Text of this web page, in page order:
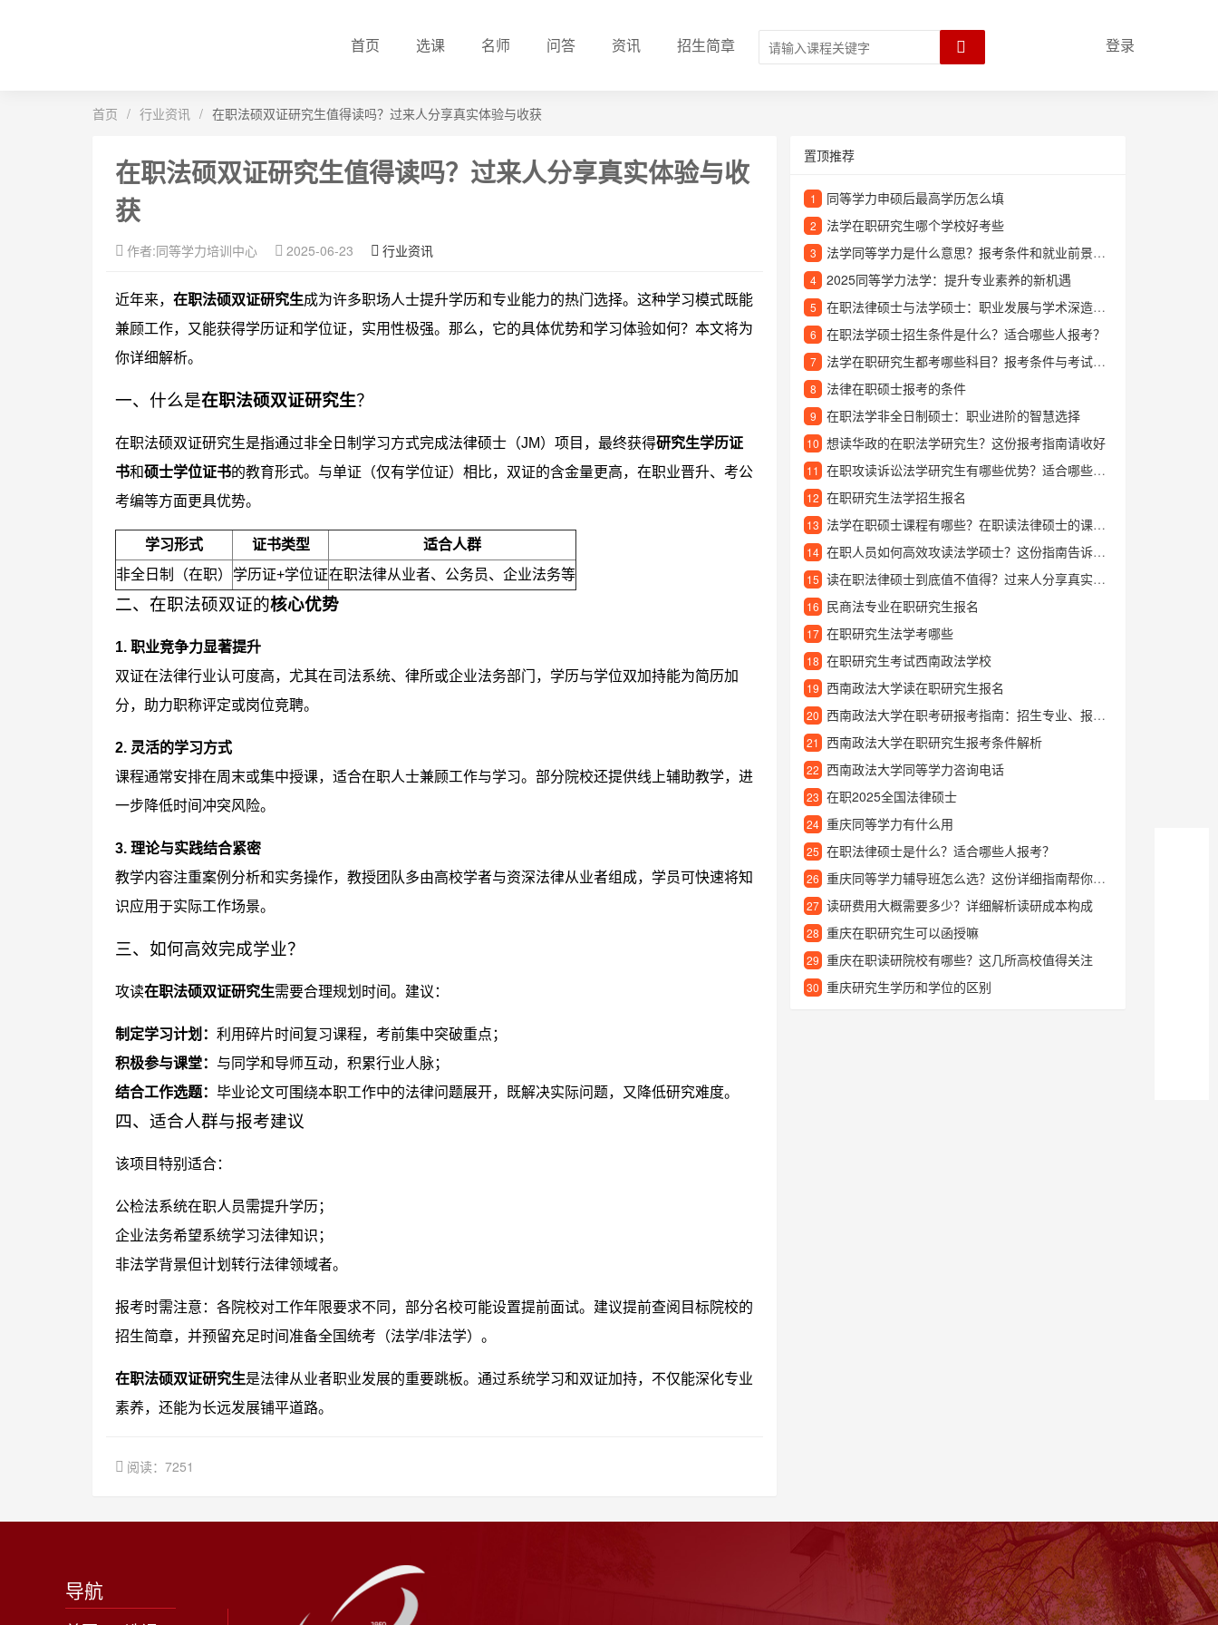
首页 选课 名师 问答 资讯 招生简章 登录
首页 / 行业资讯 / 在职法硕双证研究生值得读吗？过来人分享真实体验与收获
在职法硕双证研究生值得读吗？过来人分享真实体验与收
获
作者:同等学力培训中心 2025-06-23 行业资讯
近年来， 在职法硕双证研究生成为许多职场人士提升学历和专业能力的热门选择。这种学习模式既能
兼顾工作，又能获得学历证和学位证，实用性极强。那么，它的具体优势和学习体验如何？本文将为
你详细解析。
一、什么是在职法硕双证研究生？
在职法硕双证研究生是指通过非全日制学习方式完成法律硕士（JM）项目，最终获得研究生学历证
书和硕士学位证书的教育形式。与单证（仅有学位证）相比，双证的含金量更高，在职业晋升、考公
考编等方面更具优势。
学习形式 证书类型
适合人群
非全日制（在职）
学历证+学位证在职法律从业者、公务员、企业法务等
二、在职法硕双证的核心优势
1. 职业竞争力显著提升
双证在法律行业认可度高，尤其在司法系统、律所或企业法务部门，学历与学位双加持能为简历加
分，助力职称评定或岗位竞聘。
2. 灵活的学习方式
课程通常安排在周末或集中授课，适合在职人士兼顾工作与学习。部分院校还提供线上辅助教学，进
一步降低时间冲突风险。
3. 理论与实践结合紧密
教学内容注重案例分析和实务操作，教授团队多由高校学者与资深法律从业者组成，学员可快速将知
识应用于实际工作场景。
三、如何高效完成学业？
攻读在职法硕双证研究生需要合理规划时间。建议：
制定学习计划： 利用碎片时间复习课程，考前集中突破重点；
积极参与课堂： 与同学和导师互动，积累行业人脉；
结合工作选题： 毕业论文可围绕本职工作中的法律问题展开，既解决实际问题，又降低研究难度。
四、适合人群与报考建议
该项目特别适合：
公检法系统在职人员需提升学历；
企业法务希望系统学习法律知识；
非法学背景但计划转行法律领域者。
报考时需注意：各院校对工作年限要求不同，部分名校可能设置提前面试。建议提前查阅目标院校的
招生简章，并预留充足时间准备全国统考（法学/非法学）。
在职法硕双证研究生是法律从业者职业发展的重要跳板。通过系统学习和双证加持，不仅能深化专业
素养，还能为长远发展铺平道路。
阅读：7251
置顶推荐
1 同等学力申硕后最高学历怎么填
2 法学在职研究生哪个学校好考些
3 法学同等学力是什么意思？报考条件和就业前景详解
4 2025同等学力法学：提升专业素养的新机遇
5 在职法律硕士与法学硕士：职业发展与学术深造的路径选择
6 在职法学硕士招生条件是什么？适合哪些人报考？
7 法学在职研究生都考哪些科目？报考条件与考试内容详解
8 法律在职硕士报考的条件
9 在职法学非全日制硕士：职业进阶的智慧选择
10 想读华政的在职法学研究生？这份报考指南请收好
11 在职攻读诉讼法学研究生有哪些优势？适合哪些人群报考？
12 在职研究生法学招生报名
13 法学在职硕士课程有哪些？在职读法律硕士的课程设置详解
14 在职人员如何高效攻读法学硕士？这份指南告诉你答案
15 读在职法律硕士到底值不值得？过来人分享真实体验
16 民商法专业在职研究生报名
17 在职研究生法学考哪些
18 在职研究生考试西南政法学校
19 西南政法大学读在职研究生报名
20 西南政法大学在职考研报考指南：招生专业、报名条件及备考建议
21 西南政法大学在职研究生报考条件解析
22 西南政法大学同等学力咨询电话
23 在职2025全国法律硕士
24 重庆同等学力有什么用
25 在职法律硕士是什么？适合哪些人报考？
26 重庆同等学力辅导班怎么选？这份详细指南帮你轻松搞定
27 读研费用大概需要多少？详细解析读研成本构成
28 重庆在职研究生可以函授嘛
29 重庆在职读研院校有哪些？这几所高校值得关注
30 重庆研究生学历和学位的区别
导航